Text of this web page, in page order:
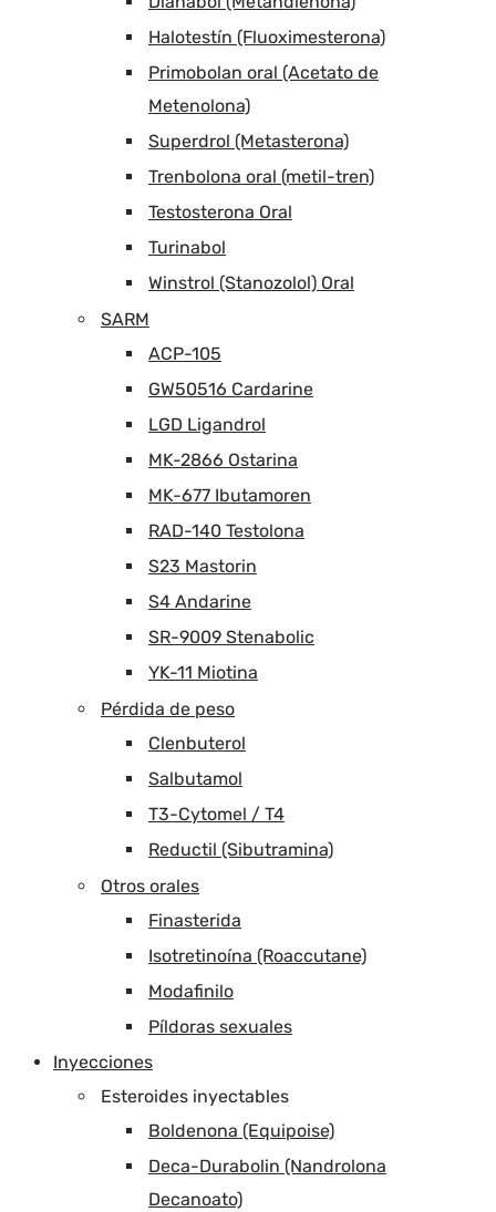
Halotestín (Fluoximesterona)
Primobolan oral (Acetato de
Metenolona)
Superdrol (Metasterona)
Trenbolona oral (metil-tren)
Testosterona Oral
Turinabol
Winstrol (Stanozolol) Oral
SARM
ACP-105
GW50516 Cardarine
LGD Ligandrol
MK-2866 Ostarina
MK-677 Ibutamoren
RAD-140 Testolona
S23 Mastorin
S4 Andarine
SR-9009 Stenabolic
YK-11 Miotina
Pérdida de peso
Clenbuterol
Salbutamol
T3-Cytomel / T4
Reductil (Sibutramina)
Otros orales
Finasterida
Isotretinoína (Roaccutane)
Modafinilo
Píldoras sexuales
Inyecciones
Esteroides inyectables
Boldenona (Equipoise)
Deca-Durabolin (Nandrolona
Decanoato)